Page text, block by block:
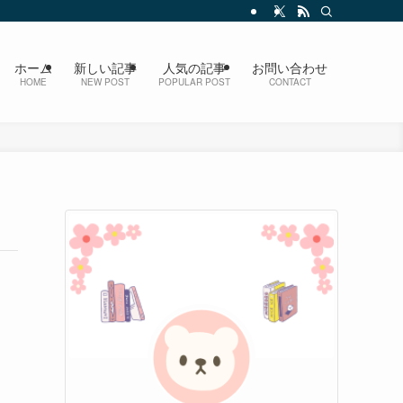
ホーム
HOME
新しい記事
NEW POST
人気の記事
POPULAR POST
お問い合わせ
CONTACT